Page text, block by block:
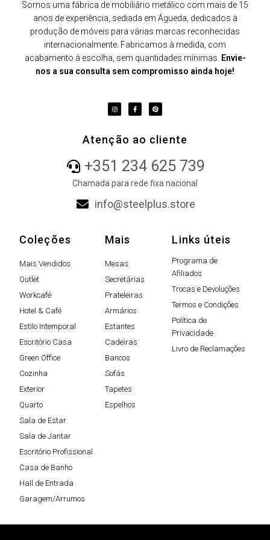
Somos uma fábrica de mobiliário metálico com mais de 15
anos de experiência, sediada em Águeda, dedicados à
produção de móveis para várias marcas reconhecidas
internacionalmente. Fabricamos à medida, com
acabamento à escolha, sem quantidades mínimas. Envie-
nos a sua consulta sem compromisso ainda hoje!
Atenção ao cliente
+351 234 625 739
Chamada para rede fixa nacional
info@steelplus.store
Coleções
Mais Vendidos
Outlet
Workcafé
Hotel & Café
Estilo Intemporal
Escritório Casa
Green Office
Cozinha
Exterior
Quarto
Sala de Estar
Sala de Jantar
Escritório Profissional
Casa de Banho
Hall de Entrada
Garagem/Arrumos
Mais
Mesas
Secretárias
Prateleiras
Armários
Estantes
Cadeiras
Bancos
Sofás
Tapetes
Espelhos
Links úteis
Programa de
Afiliados
Trocas e Devoluções
Termos e Condições
Política de
Privacidade
Livro de Reclamações